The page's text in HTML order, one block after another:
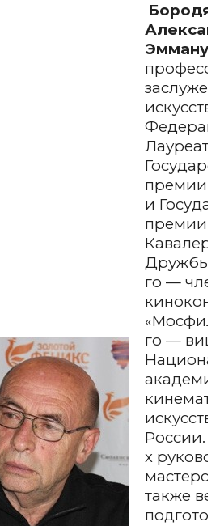
Лауреат
премии
и
премии
Кавалер
Дружбы
го —
го —
искусств
России.
х
также